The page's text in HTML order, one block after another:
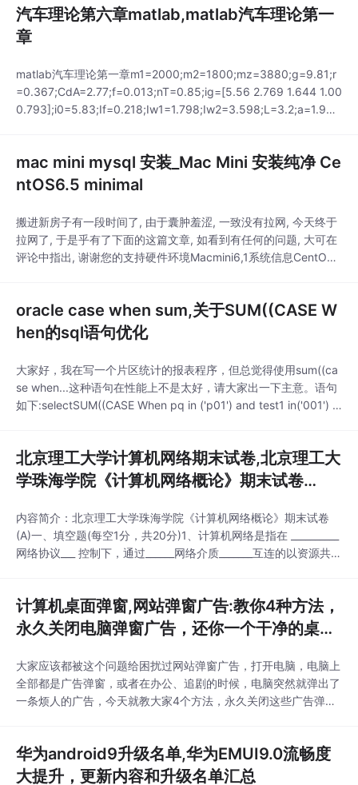
汽车理论第六章matlab,matlab汽车理论第一
章
matlab汽车理论第一章m1=2000;m2=1800;mz=3880;g=9.81;r
=0.367;CdA=2.77;f=0.013;nT=0.85;ig=[5.56 2.769 1.644 1.00
0.793];i0=5.83;If=0.218;Iw1=1.798;Iw2=3.598;L=3.2;a=1.94
mac mini mysql 安装_Mac Mini 安装纯净 Ce
ntOS6.5 minimal
搬进新房子有一段时间了, 由于囊肿羞涩, 一致没有拉网, 今天终于
拉网了, 于是乎有了下面的这篇文章, 如看到有任何的问题, 大可在
评论中指出, 谢谢您的支持硬件环境Macmini6,1系统信息CentOS
到的iso文件转换成d
oracle case when sum,关于SUM((CASE W
hen的sql语句优化
大家好，我在写一个片区统计的报表程序，但总觉得使用sum((ca
se when...这种语句在性能上不是太好，请大家出一下主意。语句
如下:selectSUM((CASE When pq in ('p01') and test1 in('001') T
北京理工大学计算机网络期末试卷,北京理工大
学珠海学院《计算机网络概论》期末试卷
内容简介：北京理工大学珠海学院《计算机网络概论》期末试卷
(A)一、填空题(每空1分，共20分)1、计算机网络是指在 __________
网络协议___ 控制下，通过______网络介质_______互连的以资源共享
绞线、_同轴光缆____________ 和____光纤___
计算机桌面弹窗,网站弹窗广告:教你4种方法，
永久关闭电脑弹窗广告，还你一个干净的桌面
大家应该都被这个问题给困扰过网站弹窗广告，打开电脑，电脑上
全部都是广告弹窗，或者在办公、追剧的时候，电脑突然就弹出了
一条烦人的广告，今天就教大家4个方法，永久关闭这些广告弹
fig】并回车打开网站弹窗广告。2网站弹窗广告、进入【系统配
置】后，点击【启动】，取消勾选里面会弹出广告
华为android9升级名单,华为EMUI9.0流畅度
大提升，更新内容和升级名单汇总